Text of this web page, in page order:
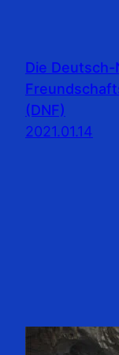
Die
(DNF)
2021.01.14